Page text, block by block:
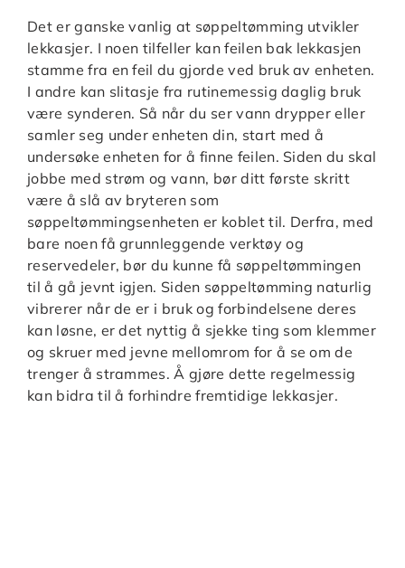
Det er ganske vanlig at søppeltømming utvikler
lekkasjer. I noen tilfeller kan feilen bak lekkasjen
stamme fra en feil du gjorde ved bruk av enheten.
I andre kan slitasje fra rutinemessig daglig bruk
være synderen. Så når du ser vann drypper eller
samler seg under enheten din, start med å
undersøke enheten for å finne feilen. Siden du skal
jobbe med strøm og vann, bør ditt første skritt
være å slå av bryteren som
søppeltømmingsenheten er koblet til. Derfra, med
bare noen få grunnleggende verktøy og
reservedeler, bør du kunne få søppeltømmingen
til å gå jevnt igjen. Siden søppeltømming naturlig
vibrerer når de er i bruk og forbindelsene deres
kan løsne, er det nyttig å sjekke ting som klemmer
og skruer med jevne mellomrom for å se om de
trenger å strammes. Å gjøre dette regelmessig
kan bidra til å forhindre fremtidige lekkasjer.